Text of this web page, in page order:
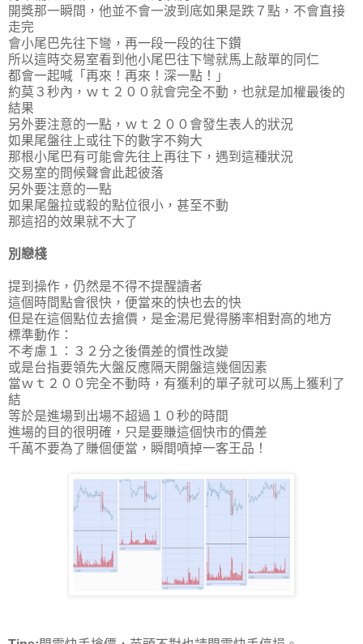
開獎那一瞬間，他並不會一波到底如果是跌７點，不會直接
走完
會小尾巴先往下彎，再一段一段的往下鑽
所以這時交易室看到他小尾巴往下彎就馬上敲單的同仁
都會一起喊「再來！再來！深一點！」
約莫３秒內，ｗｔ２００就會完全不動，也就是加權最後的
結果
另外要注意的一點，ｗｔ２００會發生表人的狀況
如果尾盤往上或往下的數字不夠大
那根小尾巴有可能會先往上再往下，遇到這種狀況
交易室的問候聲會此起彼落
另外要注意的一點
如果尾盤拉或殺的點位很小，甚至不動
那這招的效果就不大了
別戀棧
提到操作，仍然是不得不提醒讀者
這個時間點會很快，便當來的快也去的快
但是在這個點位去搶價，是金湯尼覺得勝率相對高的地方
標準動作：
不考慮１：３２分之後價差的慣性改變
或是台指要領先大盤反應隔天開盤這幾個因素
當ｗｔ２００完全不動時，有獲利的單子就可以馬上獲利了
結
等於是進場到出場不超過１０秒的時間
進場的目的很明確，只是要賺這個快市的價差
千萬不要為了賺個便當，瞬間噴掉一客王品！